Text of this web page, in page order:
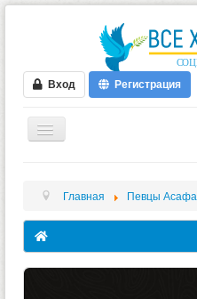
Вход Регистрация
ФОРУМ
ВИДЕО
БЛОГИ
Главная Певцы Асафа